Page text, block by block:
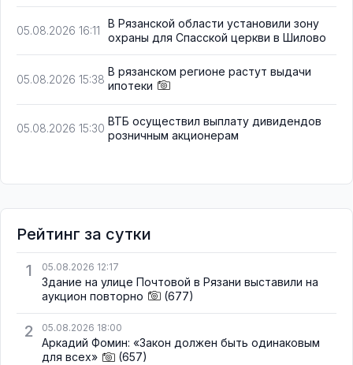
05.08.2026 16:11
В Рязанской области установили зону
охраны для Спасской церкви в Шилово
05.08.2026 15:38
В рязанском регионе растут выдачи
ипотеки
05.08.2026 15:30
ВТБ осуществил выплату дивидендов
розничным акционерам
Рейтинг за сутки
1
05.08.2026 12:17
Здание на улице Почтовой в Рязани выставили на
аукцион повторно
(677)
2 05.08.2026 18:00
Аркадий Фомин: «Закон должен быть одинаковым
для всех»
(657)